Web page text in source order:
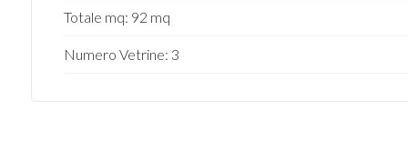
Totale mq: 92 mq
Numero Vetrine: 3
minimi